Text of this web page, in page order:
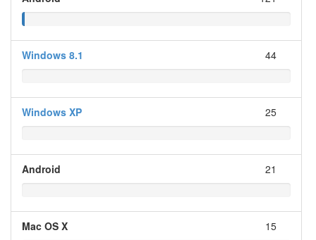
Windows 8.1 44
Windows XP 25
Android 21
Mac OS X 15